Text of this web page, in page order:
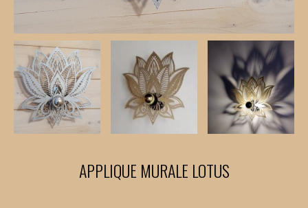
APPLIQUE MURALE LOTUS